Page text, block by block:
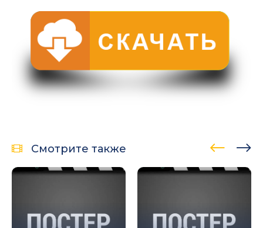
Смотрите также